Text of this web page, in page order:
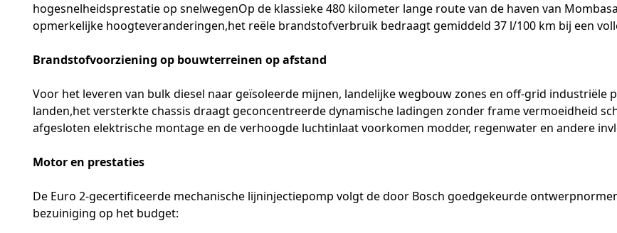
hogesnelheidsprestatie op snelwegenOp de klassieke 480 kilometer lange route van de haven van
opmerkelijke hoogteveranderingen,het reële brandstofverbruik bedraagt gemiddeld 37 l/100 km bij een
Brandstofvoorziening op bouwterreinen op afstand
Voor het leveren van bulk diesel naar geïsoleerde mijnen, landelijke wegbouw zones en off-grid industriële
landen,het versterkte chassis draagt geconcentreerde dynamische ladingen zonder frame vermoeidheid
afgesloten elektrische montage en de verhoogde luchtinlaat voorkomen modder, regenwater en andere
Motor en prestaties
De Euro 2-gecertificeerde mechanische lijninjectiepomp volgt de door Bosch goedgekeurde
bezuiniging op het budget: